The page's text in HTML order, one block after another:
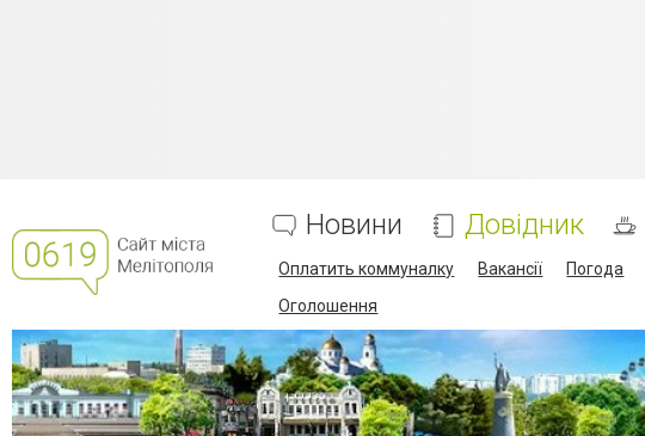
Новини Довідник
Оплатить коммуналку Вакансії Погода
Оголошення